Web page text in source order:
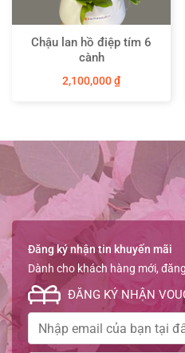
Chậu lan hồ điệp tím 6
cành
2,100,000₫
Đăng ký nhận tin khuyến mãi
Dành cho khách hàng mới,
ĐĂNG KÝ NHẬN